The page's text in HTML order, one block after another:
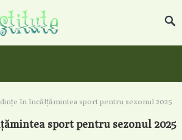
în încălțămintea sport pentru sezonul 2025
sport pentru sezonul 2025